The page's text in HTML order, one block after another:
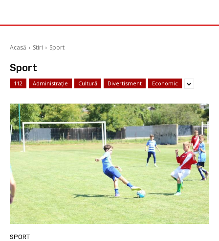
Acasă Stiri Sport
Sport
112 Administrație Cultură Divertisment Economic
SPORT